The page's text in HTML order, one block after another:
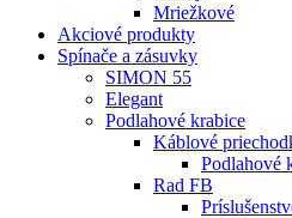
Mriežkové
Akciové produkty
Spínače a zásuvky
SIMON 55
Elegant
Podlahové krabice
Káblové
Podlahové
Rad FB